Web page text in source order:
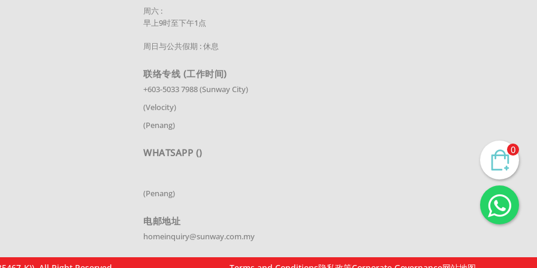
周六 :
早上9时至下午1点
周日与公共假期 : 休息
联络专线 (工作时间)
+603-5033 7988 (Sunway City)
(Velocity)
(Penang)
WHATSAPP ()
(Penang)
电邮地址
homeinquiry@sunway.com.my
0